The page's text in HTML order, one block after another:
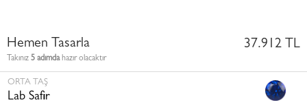
Hemen Tasarla
Takınız 5 adımdahazır olacaktır
37.912 TL
ORTA TAŞ
Lab Safir